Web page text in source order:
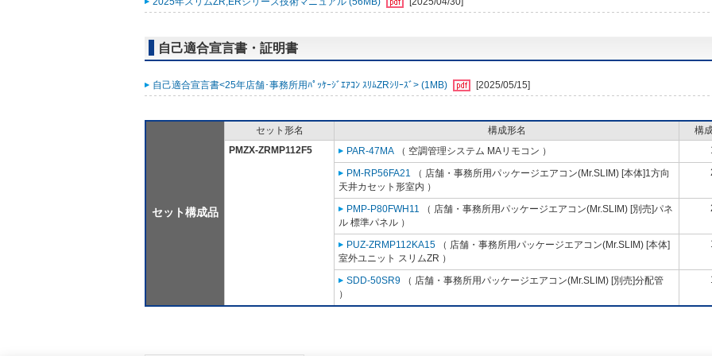
自己適合宣言書・証明書
自己適合宣言書<25年店舗･事務所用ﾊﾟｯｹｰｼﾞｴｱｺﾝ ｽﾘﾑZRｼﾘｰｽﾞ> (1MB) [2025/05/15]
セット構成品
セット形名 構成形名
構
PMZX-ZRMP112F5
PAR-47MA （ 空調管理システム MAリモコン ）
PM-RP56FA21 （ 店舗・事務所用パッケージエアコン(Mr.SLIM) [本体]1方向
天井カセット形室内 ）
PMP-P80FWH11 （ 店舗・事務所用パッケージエアコン(Mr.SLIM) [別売]パネ
ル 標準パネル ）
PUZ-ZRMP112KA15 （ 店舗・事務所用パッケージエアコン(Mr.SLIM) [本体]
室外ユニット スリムZR ）
SDD-50SR9 （ 店舗・事務所用パッケージエアコン(Mr.SLIM) [別売]分配管
）